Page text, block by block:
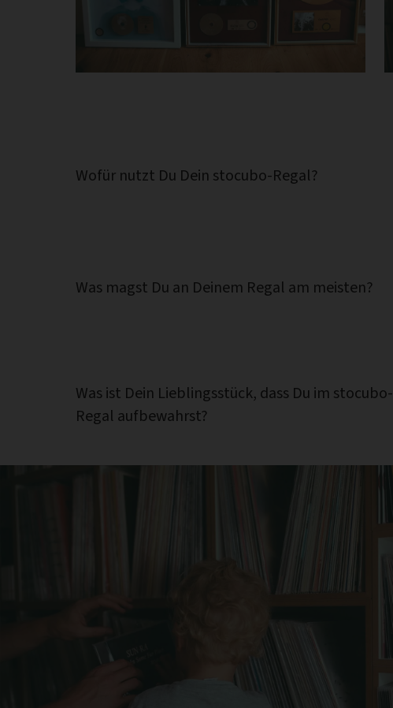
Wofür nutzt Du Dein stocubo-Regal?
Was magst Du an Deinem Regal am meisten?
Was ist Dein Lieblingsstück, dass Du im stocubo-
Regal aufbewahrst?